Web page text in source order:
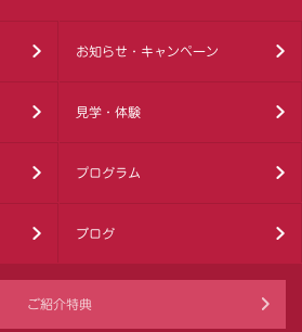
お知らせ・キャンペーン
見学・体験
プログラム
ブログ
ご紹介特典